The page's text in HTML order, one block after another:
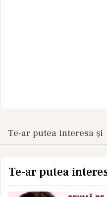
Te-ar putea interesa și
Te-ar putea